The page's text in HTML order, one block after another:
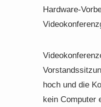
Hardware-
hoch und die
kein Computer